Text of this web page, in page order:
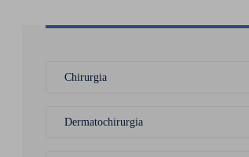
Chirurgia
Dermatochirurgia